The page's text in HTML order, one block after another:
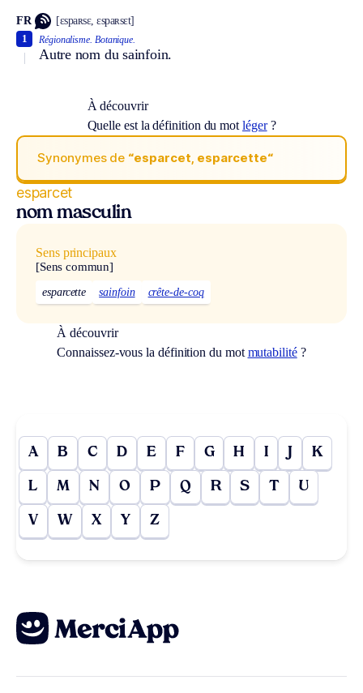
FR [ɛspaʀsɛ, ɛspaʀsɛt]
Régionalisme. Botanique.
Autre nom du sainfoin.
1
À découvrir
Quelle est la définition du mot léger?
Synonymes de “esparcet, esparcette“
esparcet
nom masculin
Sens principaux
[Sens commun]
esparcette sainfoin crête-de-coq
À découvrir
Connaissez-vous la définition du mot mutabilité?
A B C D E F G H I J K
L M N O P Q R S T U
V W X Y Z